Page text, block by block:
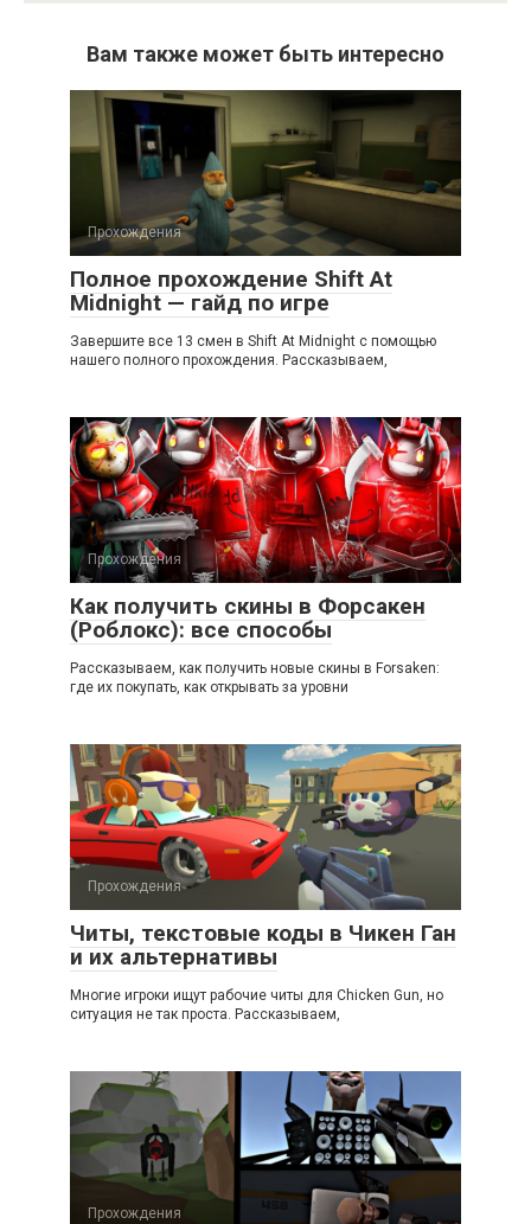
Вам также может быть интересно
Прохождения
Полное прохождение Shift At
Midnight — гайд по игре
Завершите все 13 смен в Shift At Midnight с помощью
нашего полного прохождения. Рассказываем,
Прохождения
Как получить скины в Форсакен
(Роблокс): все способы
Рассказываем, как получить новые скины в Forsaken:
где их покупать, как открывать за уровни
Прохождения
Читы, текстовые коды в Чикен Ган
и их альтернативы
Многие игроки ищут рабочие читы для Chicken Gun, но
ситуация не так проста. Рассказываем,
Прохождения